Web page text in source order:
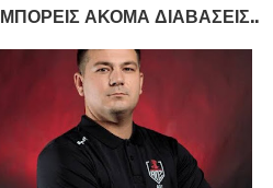
ΜΠΟΡΕΙΣ ΑΚΟΜΑ ΔΙΑΒΑΣΕΙΣ..